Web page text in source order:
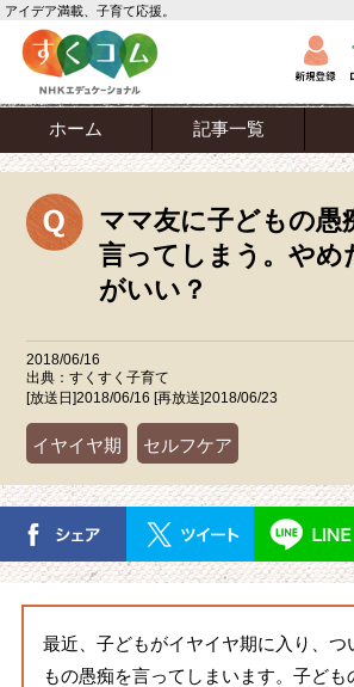
アイデア満載、子育て応援。
ホーム 記事一覧
ママ友に子どもの愚
言ってしまう。やめ
がいい？
2018/06/16
出典：すくすく子育て
[放送日]2018/06/16 [再放送]2018/06/23
イヤイヤ期 セルフケア
最近、子どもがイヤイヤ期に入り、つ
もの愚痴を言ってしまいます。子ども